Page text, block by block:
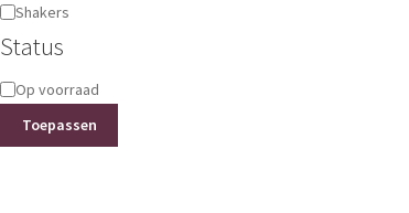
Shakers
Status
Status
Op voorraad
Toepassen